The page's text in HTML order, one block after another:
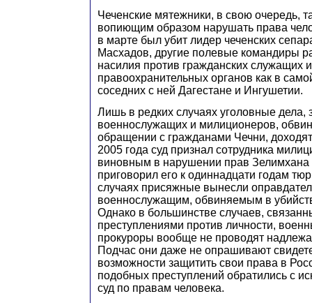
Чеченские мятежники, в свою очередь,
вопиющим образом нарушать права
в марте был убит лидер чеченских
Масхадов, другие полевые командиры
насилия против гражданских служащих
правоохранительных органов как в
соседних с ней Дагестане и Ингушетии.
Лишь в редких случаях уголовные дела,
военнослужащих и милиционеров,
обращении с гражданами Чечни,
2005 года суд признал сотрудника
виновным в нарушении прав
приговорил его к одиннадцати годам
случаях присяжные вынесли
военнослужащим, обвиняемым в
Однако в большинстве случаев,
преступлениями против личности,
прокуроры вообще не проводят
Подчас они даже не опрашивают
возможности защитить свои права в
подобных преступлений обратились с
суд по правам человека.